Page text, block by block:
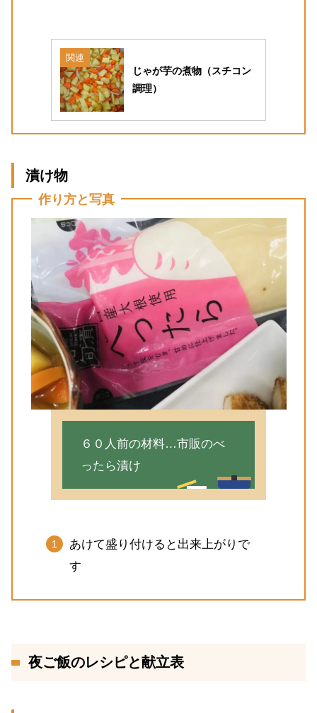
関連
じゃが芋の煮物（スチコン
調理）
漬け物
作り方と写真
６０人前の材料…市販のべ
ったら漬け
あけて盛り付けると出来上がりで
す
夜ご飯のレシピと献立表